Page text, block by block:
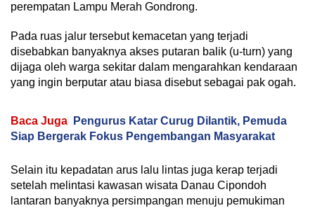
perempatan Lampu Merah Gondrong.
Pada ruas jalur tersebut kemacetan yang terjadi
disebabkan banyaknya akses putaran balik (u-turn) yang
dijaga oleh warga sekitar dalam mengarahkan kendaraan
yang ingin berputar atau biasa disebut sebagai pak ogah.
Baca Juga
Pengurus Katar Curug Dilantik, Pemuda
Siap Bergerak Fokus Pengembangan Masyarakat
Selain itu kepadatan arus lalu lintas juga kerap terjadi
setelah melintasi kawasan wisata Danau Cipondoh
lantaran banyaknya persimpangan menuju pemukiman